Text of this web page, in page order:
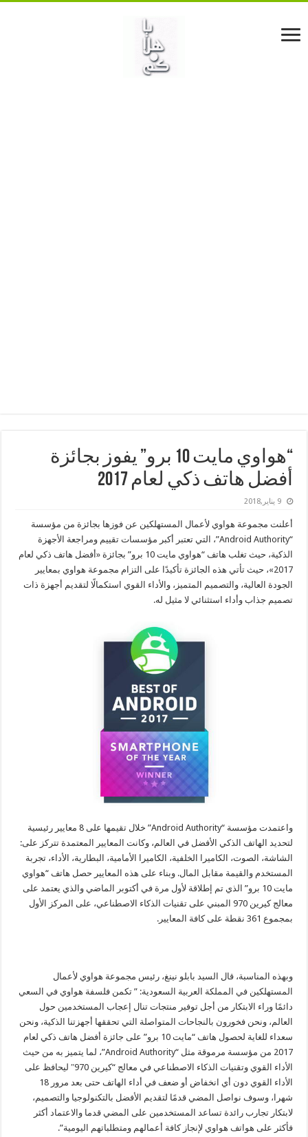
“هواوي مايت 10 برو” يفوز بجائزة
أفضل هاتف ذكي لعام 2017
9 يناير,2018
أعلنت مجموعة هواوي لأعمال المستهلكين عن فوزها بجائزة من مؤسسة
“Android Authority”، التي تعتبر أكبر مؤسسات تقييم ومراجعة الأجهزة
الذكية، حيث تغلب هاتف “هواوي مايت 10 برو” بجائزة «أفضل هاتف ذكي لعام
2017»، حيث تأتي هذه الجائزة تأكيدًا على التزام مجموعة هواوي بمعايير
الجودة العالية، والتصميم المتميز، والأداء القوي استكمالًا لتقديم أجهزة ذات
تصميم جذاب وأداء استثنائي لا مثيل له.
واعتمدت مؤسسة “Android Authority” خلال تقيمها على 8 معايير رئيسية
لتحديد الهاتف الذكي الأفضل في العالم، وكانت المعايير المعتمدة تتركز على:
الشاشة، الصوت، الكاميرا الخلفية، الكاميرا الأمامية، البطارية، الأداء، تجربة
المستخدم والقيمة مقابل المال. وبناء على هذه المعايير حصل هاتف “هواوي
مايت 10 برو” الذي تم إطلاقة لأول مرة في أكتوبر الماضي والذي يعتمد على
معالج كيرين 970 المبني على تقنيات الذكاء الاصطناعي، على المركز الأول
بمجموع 361 نقطة على كافة المعايير.
وبهذه المناسبة، قال السيد بابلو نينغ، رئيس مجموعة هواوي لأعمال
المستهلكين في المملكة العربية السعودية: ” تكمن فلسفة هواوي في السعي
دائمًا وراء الابتكار من أجل توفير منتجات تنال إعجاب المستخدمين حول
العالم، ونحن فخورون بالنجاحات المتواصلة التي تحققها أجهزتنا الذكية، ونحن
سعداء للغاية لحصول هاتف “مايت 10 برو” على جائزة أفضل هاتف ذكي لعام
2017 من مؤسسة مرموقة مثل “Android Authority”، لما يتميز به من حيث
الأداء القوي وتقنيات الذكاء الاصطناعي في معالج “كيرين 970″ ليحافظ على
الأداء القوي دون أي انخفاض أو ضعف في أداء الهاتف حتى بعد مرور 18
شهرا، وسوف نواصل المضي قدمًا لتقديم الأفضل بالتكنولوجيا والتصميم،
لابتكار تجارب رائدة تساعد المستخدمين على المضي قدما والاعتماد أكثر
فأكثر على هواتف هواوي لإنجاز كافة أعمالهم ومتطلباتهم اليومية”.